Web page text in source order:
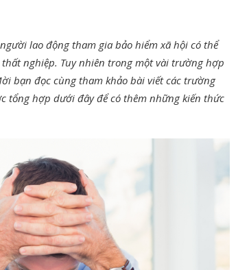
lao động tham gia bảo hiểm xã hội có thể
nghiệp. Tuy nhiên trong một vài trường hợp
bạn đọc cùng tham khảo bài viết các trường
hợp dưới đây để có thêm những kiến thức